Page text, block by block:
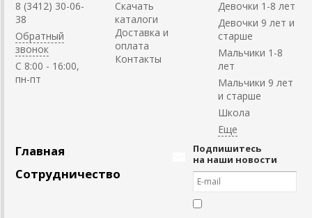
8 (3412) 30-06-
38
Обратный
звонок
C 8:00 - 16:00,
пн-пт
Скачать
каталоги
Доставка и
оплата
Контакты
Девочки 1-8 лет
Девочки 9 лет и
старше
Мальчики 1-8
лет
Мальчики 9 лет
и старше
Школа
Главная
Сотрудничество
Подпишитесь
на наши новости